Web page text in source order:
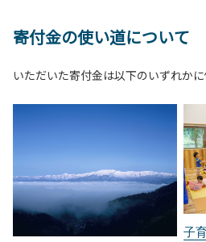
寄付金の使い道について
いただいた寄付金は以下のいずれかに
子